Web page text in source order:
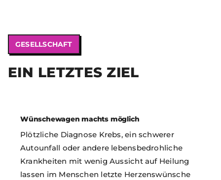
GESELLSCHAFT
EIN LETZTES ZIEL
Wünschewagen machts möglich
Plötzliche Diagnose Krebs, ein schwerer
Autounfall oder andere lebensbedrohliche
Krankheiten mit wenig Aussicht auf Heilung
lassen im Menschen letzte Herzenswünsche